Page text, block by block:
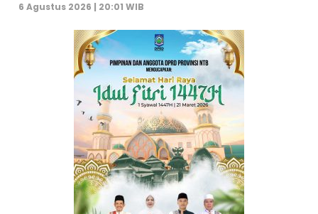
6 Agustus 2026 | 20:01 WIB